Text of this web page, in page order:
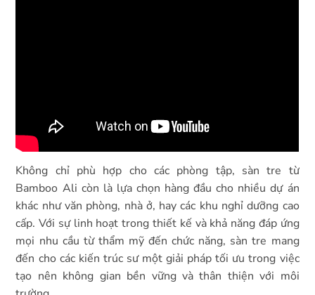
Không chỉ phù hợp cho các phòng tập, sàn tre từ
Bamboo Ali còn là lựa chọn hàng đầu cho nhiều dự án
khác như văn phòng, nhà ở, hay các khu nghỉ dưỡng cao
cấp. Với sự linh hoạt trong thiết kế và khả năng đáp ứng
mọi nhu cầu từ thẩm mỹ đến chức năng, sàn tre mang
đến cho các kiến trúc sư một giải pháp tối ưu trong việc
tạo nên không gian bền vững và thân thiện với môi